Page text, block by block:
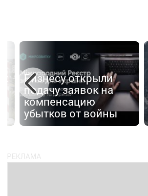
Бизнесу открыли
подачу заявок на
компенсацию
убытков от войны